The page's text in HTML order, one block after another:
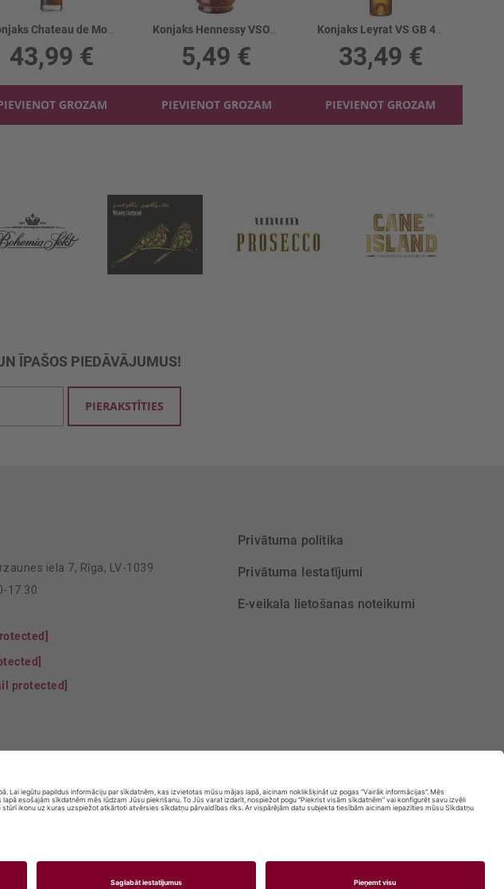
Konjaks Chateau de Montifaud Aria. VSOP GB40%
43,99 €
GROZAM
Konjaks Hennessy VSOP 40%
5,49 €
PIEVIENOT GROZAM
Konjaks Leyrat VS GB 40%
33,49 €
PIEVIENOT GROZAM
ĪPAŠOS PIEDĀVĀJUMUS!
PIERAKSTĪTIES
iela 7, Rīga, LV-1039
17.30
protected]
Privātuma politika
Privātuma Iestatījumi
E-veikala lietošanas noteikumi